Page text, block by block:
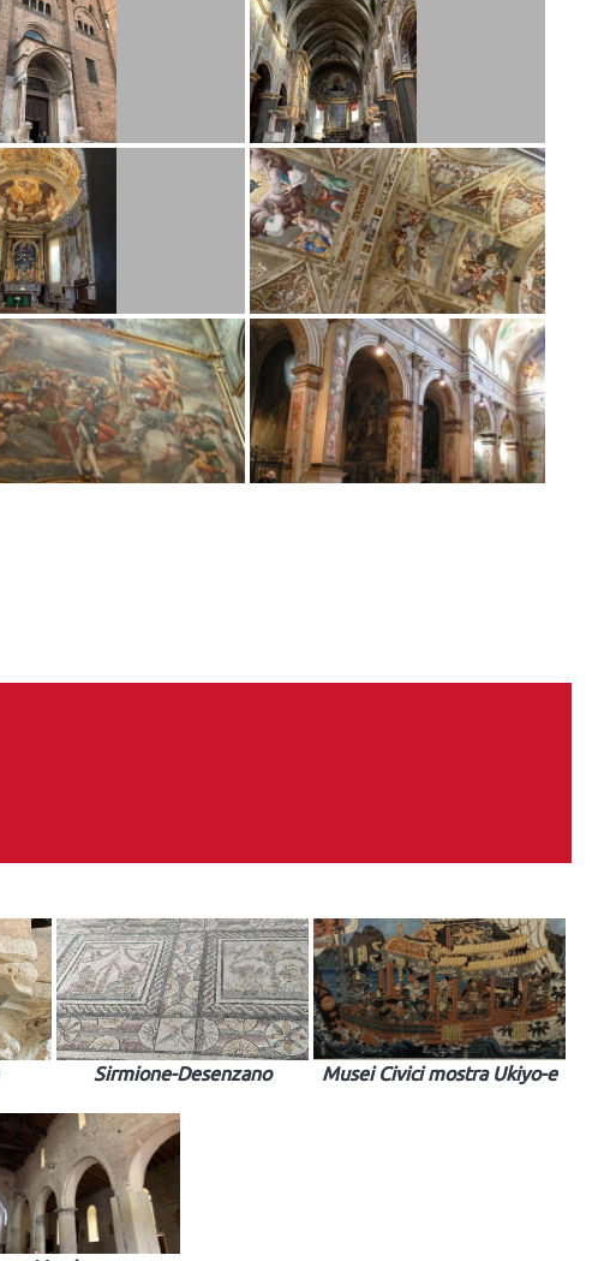
Sirmione-Desenzano Musei Civici mostra Ukiyo-e